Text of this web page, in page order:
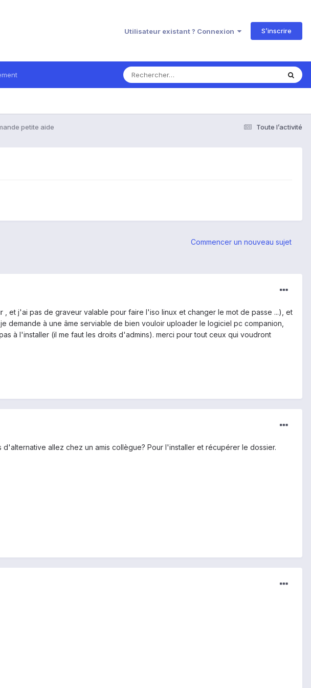
Utilisateur existant ? Connexion S’inscrire
Toute l’activité
petite aide
Commencer un nouveau sujet
et j'ai pas de graveur valable pour faire l'iso linux et changer le mot de passe ...), et
demande à une âme serviable de bien vouloir uploader le logiciel pc companion,
à l'installer (il me faut les droits d'admins). merci pour tout ceux qui voudront
allez chez un amis collègue? Pour l'installer et récupérer le dossier.